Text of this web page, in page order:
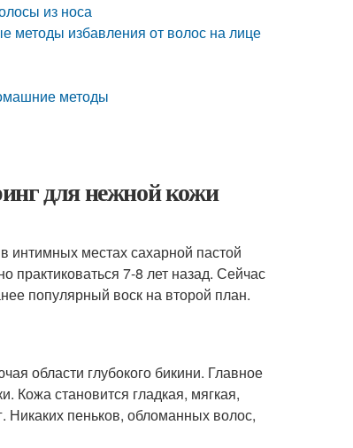
из носа
методы избавления от волос на лице
методы
для нежной кожи
интимных местах сахарной пастой
практиковаться 7-8 лет назад. Сейчас
популярный воск на второй план.
области глубокого бикини. Главное
Кожа становится гладкая, мягкая,
Никаких пеньков, обломанных волос,